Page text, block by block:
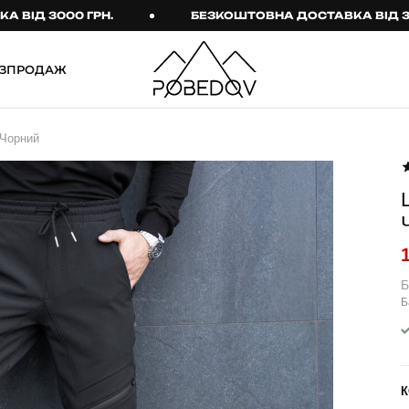
3000 ГРН. БЕЗКОШТОВНА ДОСТАВКА ВІД 3000
Джогери
Карго
Спортивні штани
Куртка й штани
Тактичний жіночий
одяг
Тактичний чоловічий
одяг
Тактичні рукавиці
Тактичні шкарпетки
ТЕРМО-КОМПЛЕКТИ
ФУТБОЛКИ І СОРОЧКИ